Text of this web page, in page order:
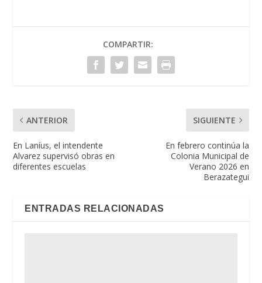
COMPARTIR:
ANTERIOR
En Laníus, el intendente
Alvarez supervisó obras en
diferentes escuelas
SIGUIENTE
En febrero continúa la
Colonia Municipal de
Verano 2026 en
Berazategui
ENTRADAS RELACIONADAS